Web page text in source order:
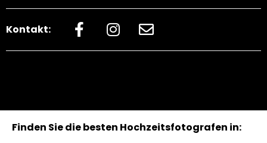
Kontakt:
Finden Sie die besten Hochzeitsfotografen in: